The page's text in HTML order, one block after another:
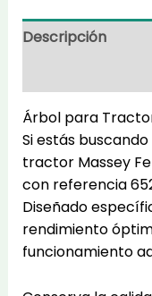
Descripción
Árbol para
Si estás
tractor Massey
con referencia
Diseñado
rendimiento
funcionamiento